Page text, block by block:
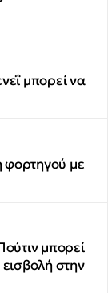
μπορεί να
με
μπορεί
στην